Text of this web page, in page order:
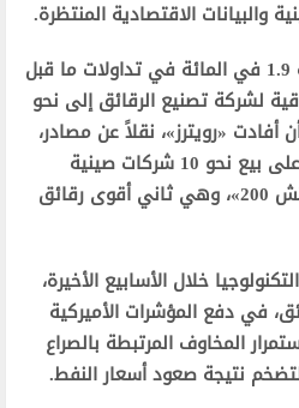
والبيانات الاقتصادية المنتظرة.
وصعد سهم «إنفيديا» بنسبة 1.9 في المائة في تداولات ما قبل
لشركة تصنيع الرقائق إلى نحو
أن أفادت «رويترز»، نقلاً عن مصادر،
بأن الولايات المتحدة وافقت على بيع نحو 10 شركات صينية
شريحة الذكاء الاصطناعي «إتش 200»، وهي ثاني أقوى رقائق
خلال الأسابيع الأخيرة،
في دفع المؤشرات الأميركية
المخاوف المرتبطة بالصراع
نتيجة صعود أسعار النفط.